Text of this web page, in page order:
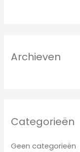
Archieven
Categorieën
Geen categorieën